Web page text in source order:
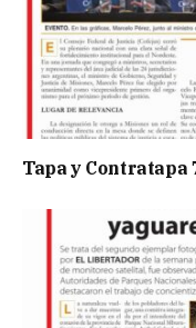
Tapa y Contratapa